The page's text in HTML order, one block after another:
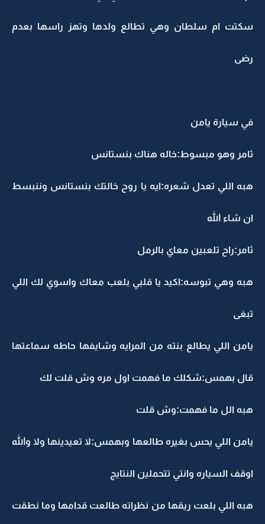
سكتت ام سلطان وهي تطالع ولدها وتهز راسها بعدم
رضى
في سيارة يامن
ثامر وهو مبسوط:خاله هناك بنستانس
هبه اللي تعدل شعره:ايه يا روح خالتك بنستانس وننبسط
ان شاء الله
ثامر:راح تلعبين معاي بالرمل
هبه وهي تبوسه:اكيد يا قلبي بلعب معاك واسوي لك اللي
تبغى
يامن اللي يطالع بنته من المرايه وشايفها حاطه سماعتها
قال بهمس:شكلك ما فهمت اول مره وش قلت لك
هبه الل ما فهمت:وش قلت
يامن اللي يحس بغيره طالعها وبهمس:لا تعيدينها ولا والله
اوقف السياره وانتي تتحملين النتايج
هبه اللي بلعت ريقها من نظراته طالعت قدامها وما نطقت